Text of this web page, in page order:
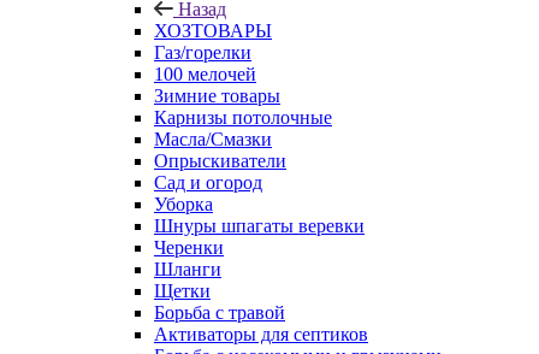
Назад
ХОЗТОВАРЫ
Газ/горелки
100 мелочей
Зимние товары
Карнизы потолочные
Масла/Смазки
Опрыскиватели
Сад и огород
Уборка
Шнуры шпагаты веревки
Черенки
Шланги
Щетки
Борьба с травой
Активаторы для септиков